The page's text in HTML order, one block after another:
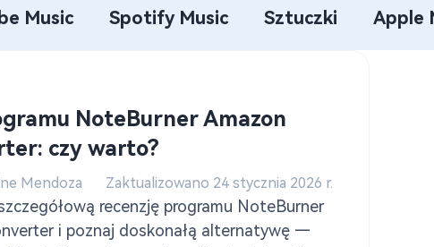
Music Spotify Music Sztuczki Apple
NoteBurner Amazon
czy warto?
Mendoza Zaktualizowano 24 stycznia 2026 r.
recenzję programu NoteBurner
i poznaj doskonałą alternatywę —